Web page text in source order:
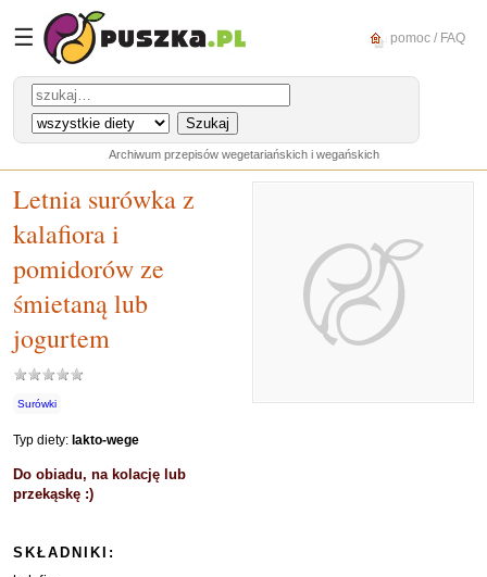
☰ pomoc / FAQ
Archiwum przepisów wegetariańskich i wegańskich
Letnia surówka z
kalafiora i
pomidorów ze
śmietaną lub
jogurtem
Surówki
Typ diety: lakto-wege
Do obiadu, na kolację lub
przekąskę :)
SKŁADNIKI: